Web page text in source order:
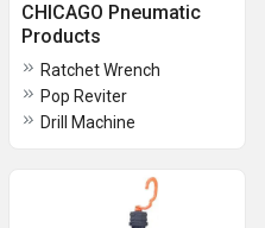
CHICAGO Pneumatic
Products
Ratchet Wrench
Pop Reviter
Drill Machine